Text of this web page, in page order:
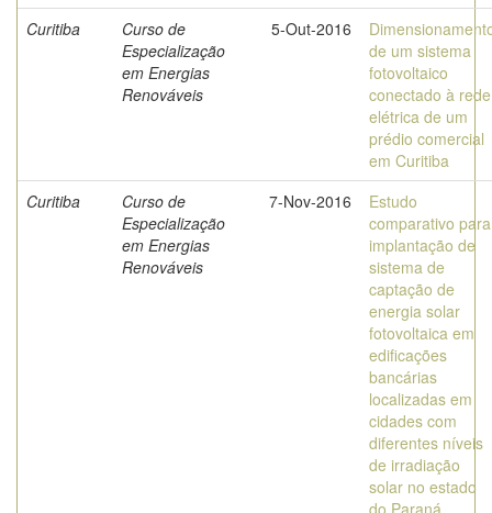
Curitiba
Curso de
Especialização
em Energias
Renováveis
5-Out-2016
de um sistema
fotovoltaico
conectado à rede
elétrica de um
prédio comercial
em Curitiba
Curitiba
Curso de
Especialização
em Energias
Renováveis
7-Nov-2016
Estudo
comparativo para
implantação de
sistema de
captação de
energia solar
fotovoltaica em
edificações
bancárias
localizadas em
cidades com
diferentes níveis
de irradiação
solar no estado
do Paraná